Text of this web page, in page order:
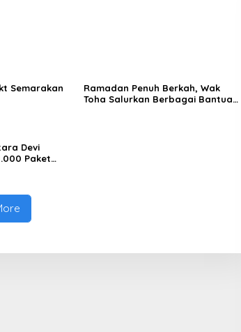
Semarakan
Ramadan Penuh Berkah, Wak
Toha Salurkan Berbagai Bantuan
Devi
Paket